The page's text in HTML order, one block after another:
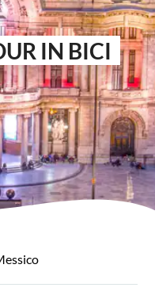
IN BICI